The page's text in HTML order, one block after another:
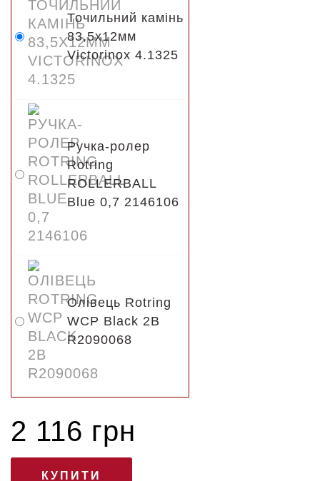
Точильний камінь
83,5х12мм
Victorinox 4.1325
Ручка-ролер
Rotring
ROLLERBALL
Blue 0,7 2146106
Олівець Rotring
WCP Black 2B
R2090068
2 116 грн